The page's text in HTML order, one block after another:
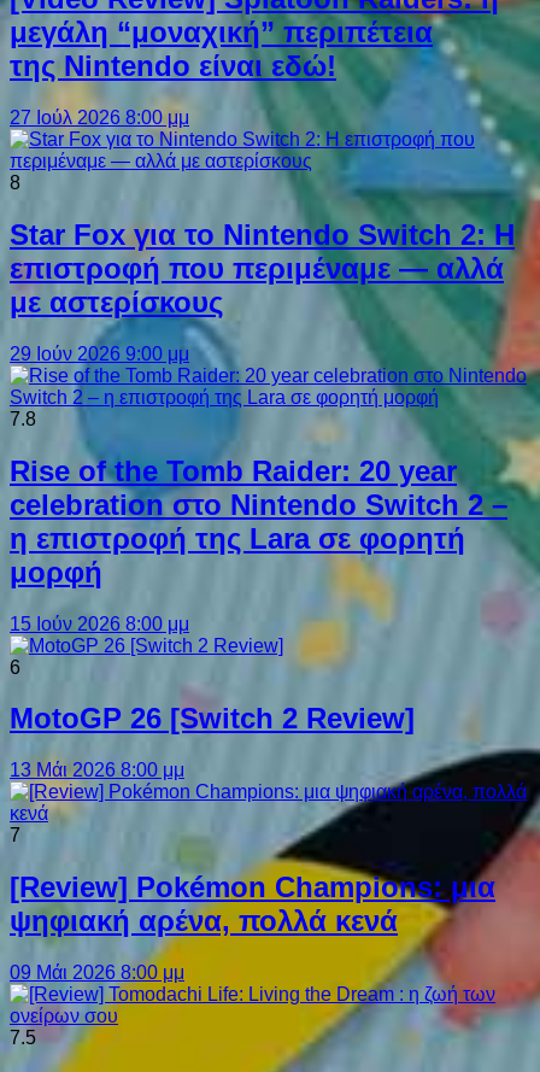
μεγάλη “μοναχική” περιπέτεια
της Nintendo είναι εδώ!
27 Ιούλ 2026 8:00 μμ
8
Star Fox για το Nintendo Switch 2: Η
επιστροφή που περιμέναμε — αλλά
με αστερίσκους
29 Ιούν 2026 9:00 μμ
7.8
Rise of the Tomb Raider: 20 year
celebration στο Nintendo Switch 2 –
η επιστροφή της Lara σε φορητή
μορφή
15 Ιούν 2026 8:00 μμ
6
MotoGP 26 [Switch 2 Review]
13 Μάι 2026 8:00 μμ
7
[Review] Pokémon Champions: μια
ψηφιακή αρένα, πολλά κενά
09 Μάι 2026 8:00 μμ
7.5